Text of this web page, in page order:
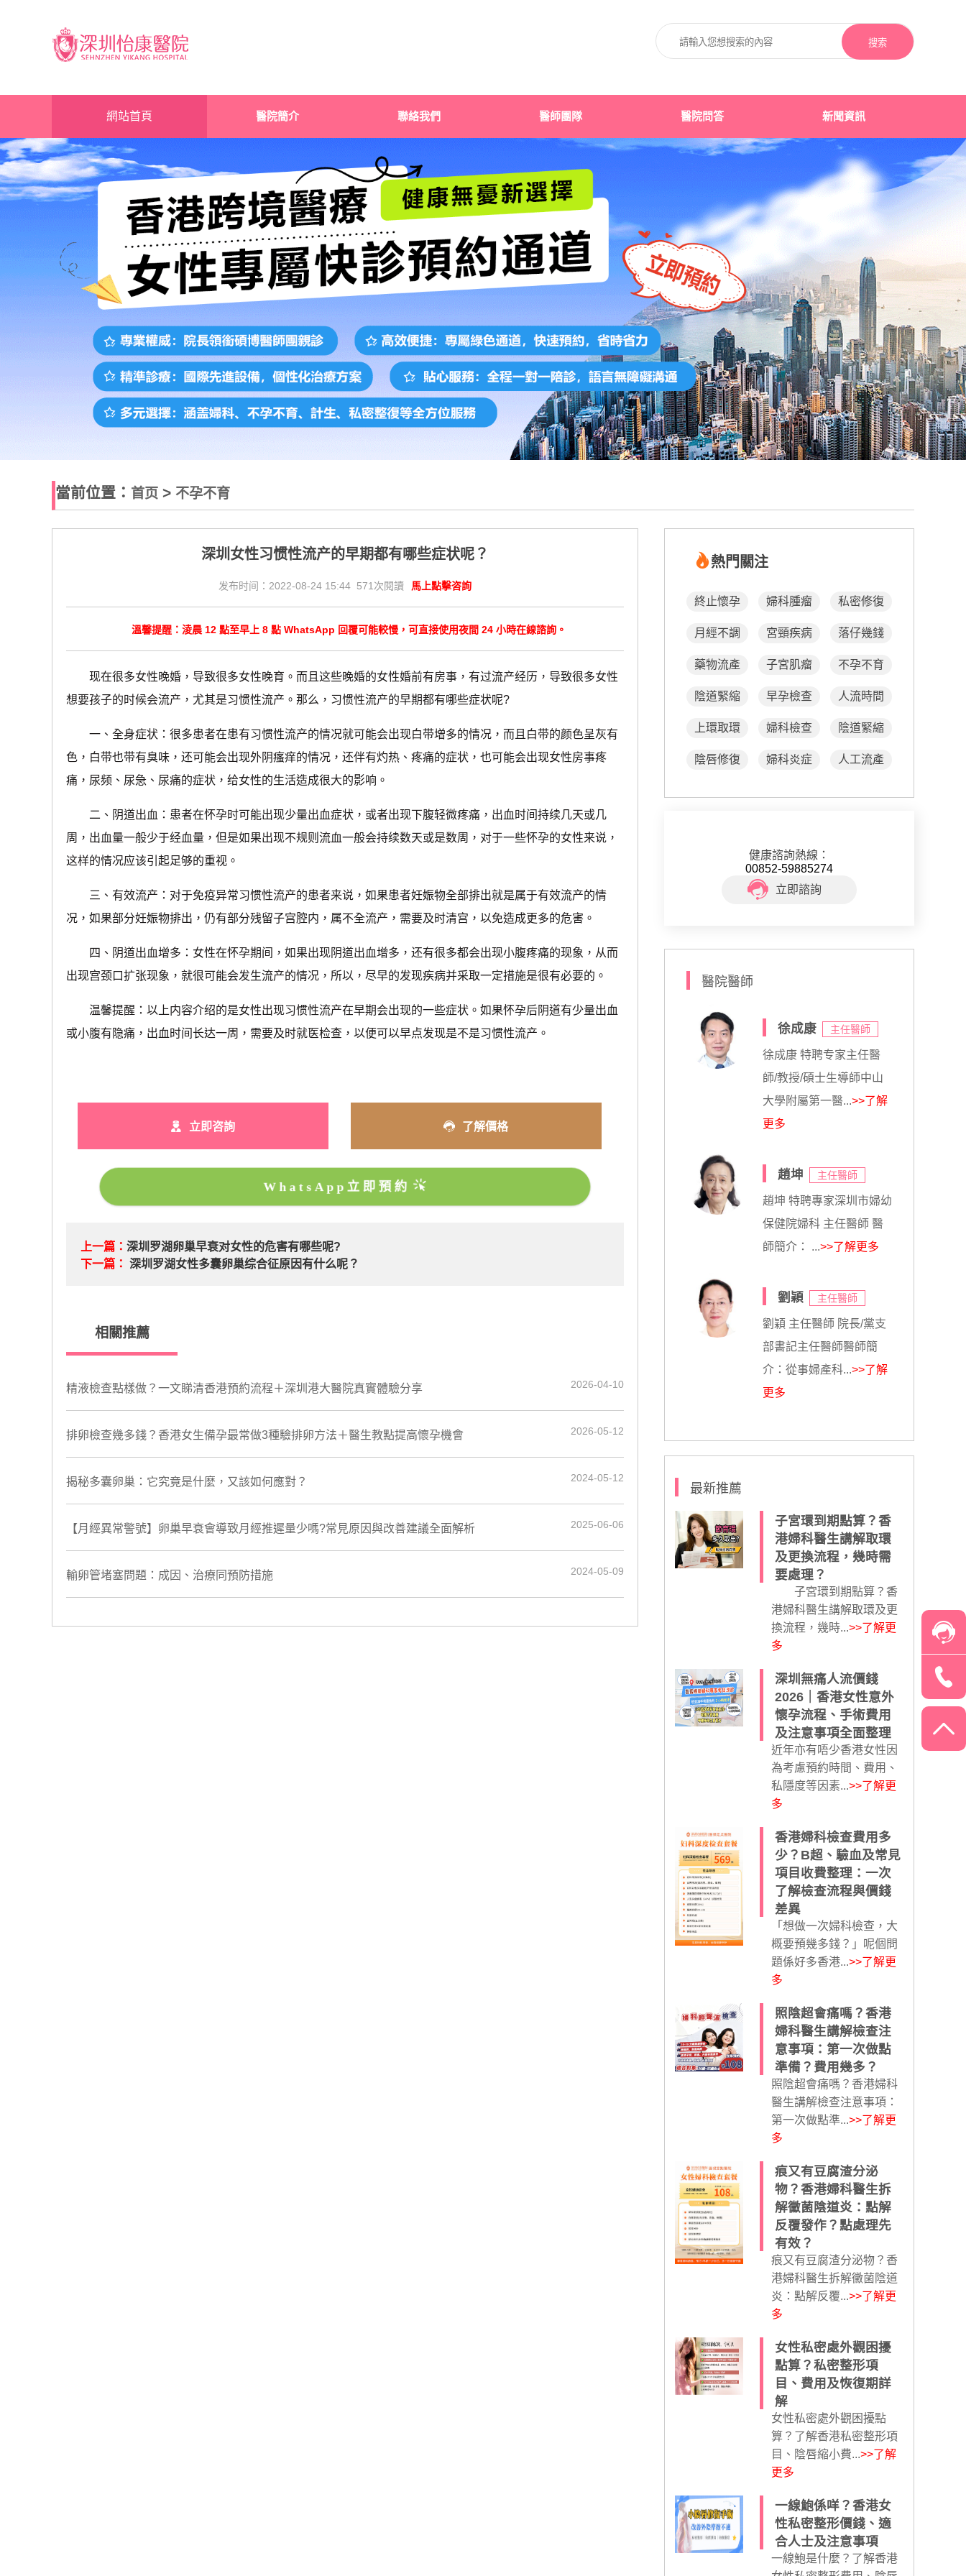
搜索
網站首頁 醫院簡介 聯絡我們 醫師團隊 醫院問答 新聞資訊
當前位置： 首页 > 不孕不育
深圳女性习惯性流产的早期都有哪些症状呢？
发布时间：2022-08-24 15:44 571次閱讀 馬上點擊咨詢
溫馨提醒：淩晨 12 點至早上 8 點 WhatsApp 回覆可能較慢，可直接使用夜間 24 小時在線諮詢。
现在很多女性晚婚，导致很多女性晚育。而且这些晚婚的女性婚前有房事，有过流产经历，导致很多女性
想要孩子的时候会流产，尤其是习惯性流产。那么，习惯性流产的早期都有哪些症状呢?
一、全身症状：很多患者在患有习惯性流产的情况就可能会出现白带增多的情况，而且白带的颜色呈灰有
色，白带也带有臭味，还可能会出现外阴瘙痒的情况，还伴有灼热、疼痛的症状，也可能会出现女性房事疼
痛，尿频、尿急、尿痛的症状，给女性的生活造成很大的影响。
二、阴道出血：患者在怀孕时可能出现少量出血症状，或者出现下腹轻微疼痛，出血时间持续几天或几
周，出血量一般少于经血量，但是如果出现不规则流血一般会持续数天或是数周，对于一些怀孕的女性来说，
这样的情况应该引起足够的重视。
三、有效流产：对于免疫异常习惯性流产的患者来说，如果患者妊娠物全部排出就是属于有效流产的情
况，如果部分妊娠物排出，仍有部分残留子宫腔内，属不全流产，需要及时清宫，以免造成更多的危害。
四、阴道出血增多：女性在怀孕期间，如果出现阴道出血增多，还有很多都会出现小腹疼痛的现象，从而
出现宫颈口扩张现象，就很可能会发生流产的情况，所以，尽早的发现疾病并采取一定措施是很有必要的。
温馨提醒：以上内容介绍的是女性出现习惯性流产在早期会出现的一些症状。如果怀孕后阴道有少量出血
或小腹有隐痛，出血时间长达一周，需要及时就医检查，以便可以早点发现是不是习惯性流产。
立即咨詢 了解價格
WhatsApp立即預約
上一篇：深圳罗湖卵巢早衰对女性的危害有哪些呢?
下一篇： 深圳罗湖女性多囊卵巢综合征原因有什么呢？
相關推薦
精液檢查點樣做？一文睇清香港預約流程＋深圳港大醫院真實體驗分享 2026-04-10
排卵檢查幾多錢？香港女生備孕最常做3種驗排卵方法＋醫生教點提高懷孕機會 2026-05-12
揭秘多囊卵巢：它究竟是什麼，又該如何應對？ 2024-05-12
【月經異常警號】卵巢早衰會導致月經推遲量少嗎?常見原因與改善建議全面解析 2025-06-06
輸卵管堵塞問題：成因、治療同預防措施 2024-05-09
熱門關注
終止懷孕 婦科腫瘤 私密修復
月經不調 宮頸疾病 落仔幾錢
藥物流產 子宮肌瘤 不孕不育
陰道緊縮 早孕檢查 人流時間
上環取環 婦科檢查 陰道緊縮
陰唇修復 婦科炎症 人工流產
健康諮詢熱線：
00852-59885274
立即諮詢
醫院醫師
徐成康 主任醫師
徐成康 特聘专家主任醫
師/教授/碩士生導師中山
大學附屬第一醫...>>了解
更多
趙坤 主任醫師
趙坤 特聘專家深圳市婦幼
保健院婦科 主任醫師 醫
師簡介： ...>>了解更多
劉穎 主任醫師
劉穎 主任醫師 院長/黨支
部書記主任醫師醫師簡
介：從事婦產科...>>了解
更多
最新推薦
子宮環到期點算？香
港婦科醫生講解取環
及更換流程，幾時需
要處理？
子宮環到期點算？香
港婦科醫生講解取環及更
換流程，幾時...>>了解更
多
深圳無痛人流價錢
2026｜香港女性意外
懷孕流程、手術費用
及注意事項全面整理
近年亦有唔少香港女性因
為考慮預約時間、費用、
私隱度等因素...>>了解更
多
香港婦科檢查費用多
少？B超、驗血及常見
項目收費整理：一次
了解檢查流程與價錢
差異
「想做一次婦科檢查，大
概要預幾多錢？」呢個問
題係好多香港...>>了解更
多
照陰超會痛嗎？香港
婦科醫生講解檢查注
意事項：第一次做點
準備？費用幾多？
照陰超會痛嗎？香港婦科
醫生講解檢查注意事項：
第一次做點準...>>了解更
多
痕又有豆腐渣分泌
物？香港婦科醫生拆
解黴菌陰道炎：點解
反覆發作？點處理先
有效？
痕又有豆腐渣分泌物？香
港婦科醫生拆解黴菌陰道
炎：點解反覆...>>了解更
多
女性私密處外觀困擾
點算？私密整形項
目、費用及恢復期詳
解
女性私密處外觀困擾點
算？了解香港私密整形項
目、陰唇縮小費...>>了解
更多
一線鮑係咩？香港女
性私密整形價錢、適
合人士及注意事項
一線鮑是什麼？了解香港